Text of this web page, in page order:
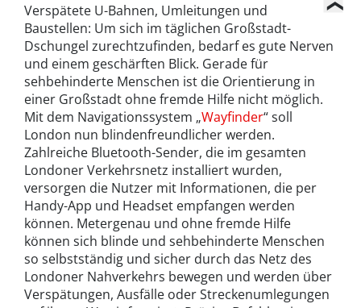
Verspätete U-Bahnen, Umleitungen und
Baustellen: Um sich im täglichen Großstadt-
Dschungel zurechtzufinden, bedarf es gute Nerven
und einem geschärften Blick. Gerade für
sehbehinderte Menschen ist die Orientierung in
einer Großstadt ohne fremde Hilfe nicht möglich.
Mit dem Navigationssystem „Wayfinder“ soll
London nun blindenfreundlicher werden.
Zahlreiche Bluetooth-Sender, die im gesamten
Londoner Verkehrsnetz installiert wurden,
versorgen die Nutzer mit Informationen, die per
Handy-App und Headset empfangen werden
können. Metergenau und ohne fremde Hilfe
können sich blinde und sehbehinderte Menschen
so selbstständig und sicher durch das Netz des
Londoner Nahverkehrs bewegen und werden über
Verspätungen, Ausfälle oder Streckenumlegungen